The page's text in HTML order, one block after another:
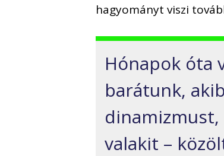
hagyományt viszi
Hónapok óta
barátunk,
valakit –